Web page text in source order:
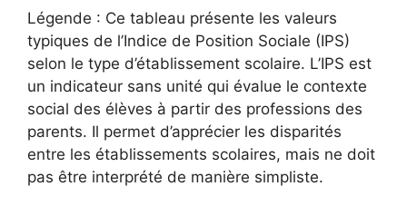
Légende : Ce tableau présente les valeurs
typiques de l’Indice de Position Sociale (IPS)
selon le type d’établissement scolaire. L’IPS est
un indicateur sans unité qui évalue le contexte
social des élèves à partir des professions des
parents. Il permet d’apprécier les disparités
entre les établissements scolaires, mais ne doit
pas être interprété de manière simpliste.